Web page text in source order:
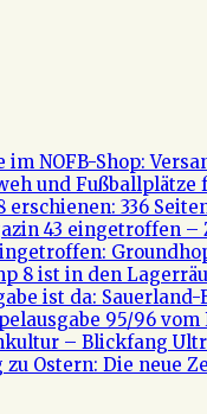
im NOFB-Shop:
und
erschienen: 336
43 eingetroffen –
8 ist in den
ist da:
95/96
– Blickfang
zu Ostern: Die neue